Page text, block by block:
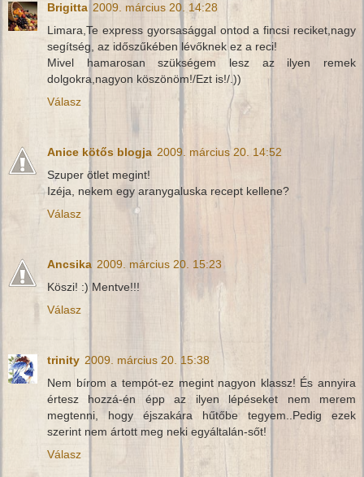
Brigitta 2009. március 20. 14:28
Limara,Te express gyorsasággal ontod a fincsi reciket,nagy
segítség, az időszűkében lévőknek ez a reci!
Mivel hamarosan szükségem lesz az ilyen remek
dolgokra,nagyon köszönöm!/Ezt is!/.))
Válasz
Anice kötős blogja 2009. március 20. 14:52
Szuper ötlet megint!
Izéja, nekem egy aranygaluska recept kellene?
Válasz
Ancsika 2009. március 20. 15:23
Köszi! :) Mentve!!!
Válasz
trinity 2009. március 20. 15:38
Nem bírom a tempót-ez megint nagyon klassz! És annyira
értesz hozzá-én épp az ilyen lépéseket nem merem
megtenni, hogy éjszakára hűtőbe tegyem..Pedig ezek
szerint nem ártott meg neki egyáltalán-sőt!
Válasz